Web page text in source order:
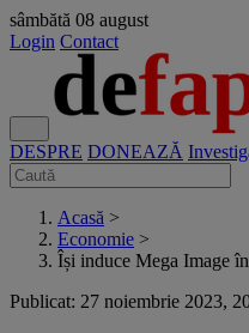
sâmbătă 08 august
Login Contact
DESPRE DONEAZĂ
Acasă >
Economie >
Își induce Mega Image
Publicat: 27 noiembrie 2023,